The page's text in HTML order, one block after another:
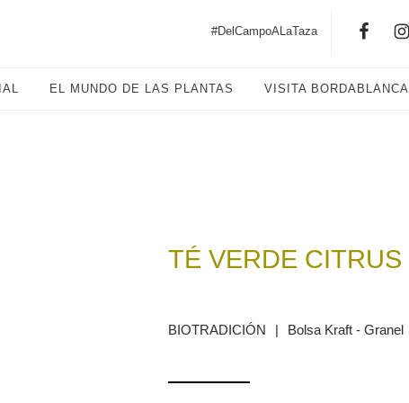
#DelCampoALaTaza
EL MUNDO DE LAS PLANTAS VISITA BORDABLANCA
TÉ VERDE CITRUS
BIOTRADICIÓN | Bolsa Kraft - Granel